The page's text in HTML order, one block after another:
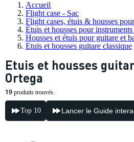
Accueil
Flight case - Sac
Flight cases, étuis & housses
Étuis et housses pour instruments
Housses et étuis pour guitare et
Etuis et housses guitare classique
Etuis et housses
Ortega
19 produits trouvés.
Top 10 Lancer le Guide